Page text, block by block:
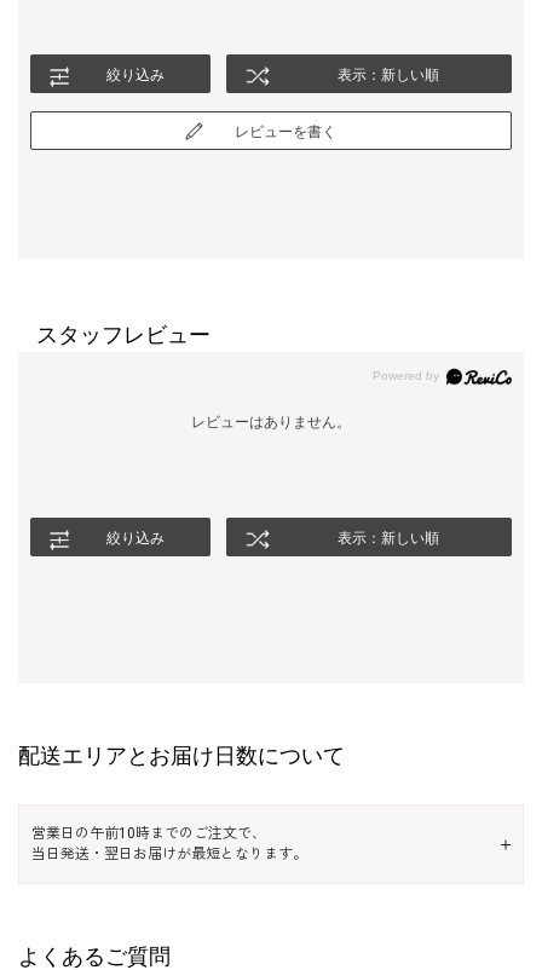
絞り込み 表示：新しい順
レビューを書く
スタッフレビュー
レビューはありません。
絞り込み 表示：新しい順
配送エリアとお届け日数について
営業日の午前10時までのご注文で、
当日発送・翌日お届けが最短となります。
よくあるご質問